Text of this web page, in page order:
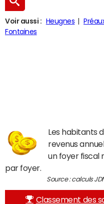
Voir aussi : Heugnes
Fontaines
Les habitants
revenus
un foyer fiscal
par foyer.
Source : calculs
Classement des